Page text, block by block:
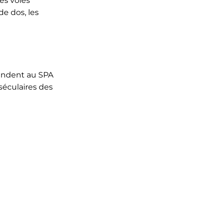
dos, les
au SPA
des